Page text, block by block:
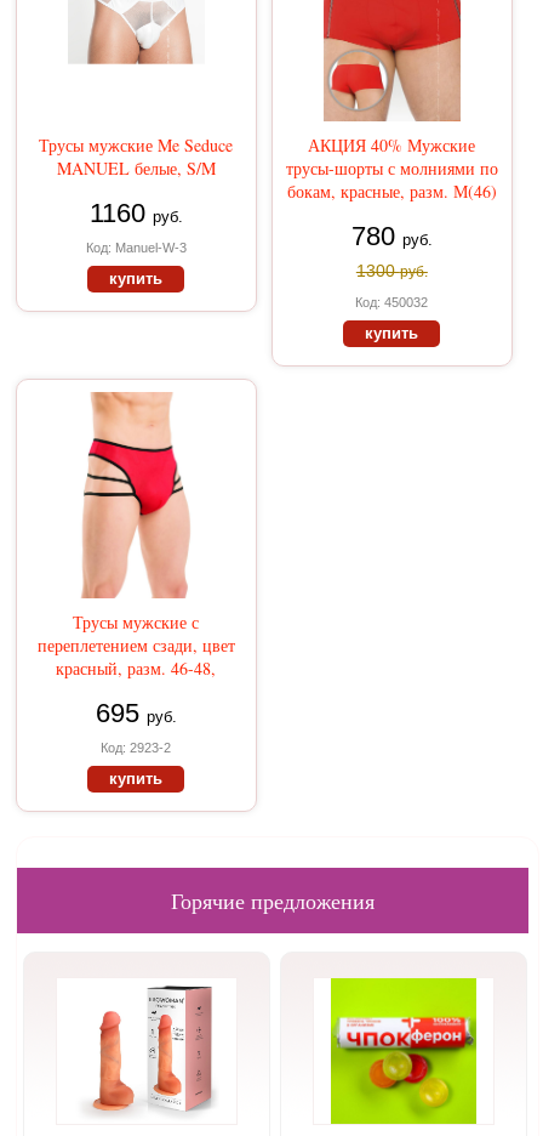
Трусы мужские Me Seduce
MANUEL белые, S/M
1160 руб.
Код: Manuel-W-3
купить
АКЦИЯ 40% Мужские
трусы-шорты с молниями по
бокам, красные, разм. М(46)
780 руб.
1300руб.
Код: 450032
купить
Трусы мужские с
переплетением сзади, цвет
красный, разм. 46-48,
695 руб.
Код: 2923-2
купить
Горячие предложения